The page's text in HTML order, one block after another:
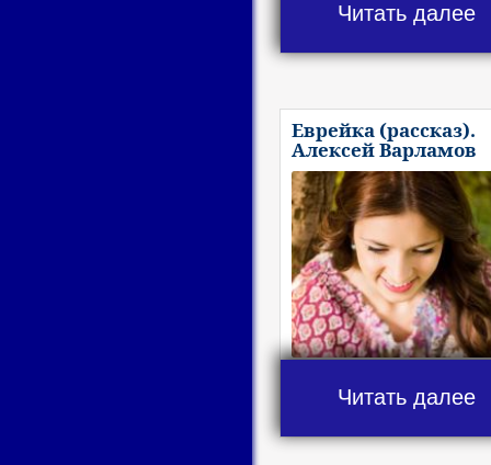
Читать далее
Еврейка (рассказ).
Алексей Варламов
Читать далее